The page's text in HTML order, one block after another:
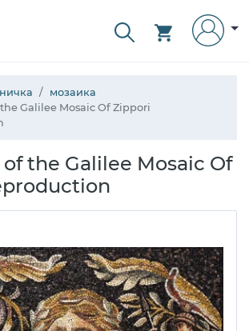
мозаика
Galilee Mosaic Of Zippori
of the Galilee Mosaic Of